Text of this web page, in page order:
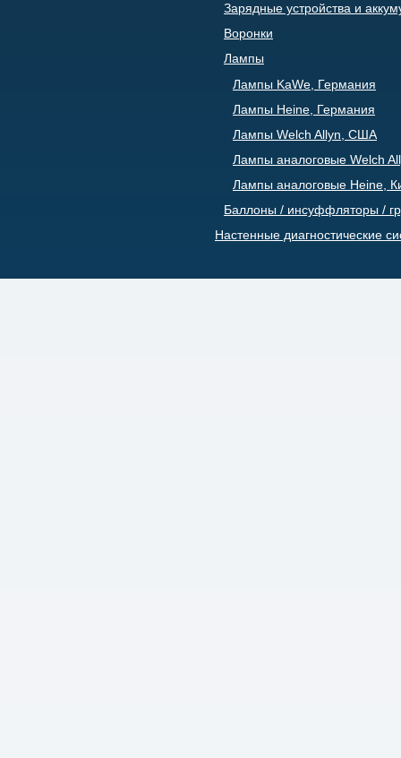
Зарядные устройства и
Воронки
Лампы
Лампы KaWe, Германия
Лампы Heine, Германия
Лампы Welch Allyn, США
Лампы аналоговые Welch
Лампы аналоговые Heine,
Баллоны / инсуффляторы /
Настенные диагностические